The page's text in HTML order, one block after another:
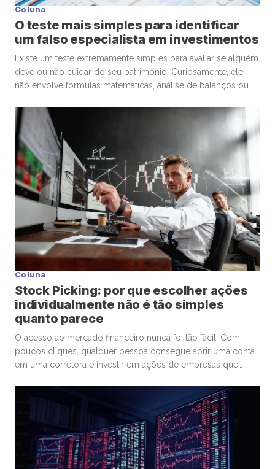
Coluna
O teste mais simples para identificar
um falso especialista em investimentos
Existe um teste extremamente simples para avaliar se alguém
deve ou não cuidar do seu patrimônio. Curiosamente, ele
não envolve fórmulas matemáticas, análise de balanços ou
mais básica: “Se eu precisasse escolher um médico para
uma cirurgia delicada, levaria em conta os mesmos critérios
que estou utilizando […]
Coluna
Stock Picking: por que escolher ações
individualmente não é tão simples
quanto parece
O acesso ao mercado financeiro nunca foi tão fácil. Com
poucos cliques, qualquer pessoa consegue abrir uma conta
em uma corretora e investir em ações de empresas que
democratizou os investimentos e trouxe milhões de novos
participantes para a bolsa. Mas, junto com essa facilidade,
surgiu um comportamento que […]